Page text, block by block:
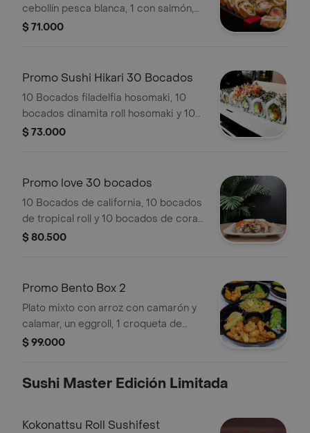
cebollín pesca blanca, 1 con salmón,
pepino, queso crema, aguacate, 1 con
$ 71.000
Promo Sushi Hikari 30 Bocados
10 Bocados filadelfia hosomaki, 10
bocados dinamita roll hosomaki y 10
bocados de criollo roll hosomaki.
$ 73.000
Promo love 30 bocados
10 Bocados de california, 10 bocados
de tropical roll y 10 bocados de coral
roll de langostino, aguacate, queso
$ 80.500
Promo Bento Box 2
Plato mixto con arroz con camarón y
calamar, un eggroll, 1 croqueta de
salmón y 1 gyoza, pollo al limón y 5
$ 99.000
Sushi Master Edición Limitada
Kokonattsu Roll Sushifest